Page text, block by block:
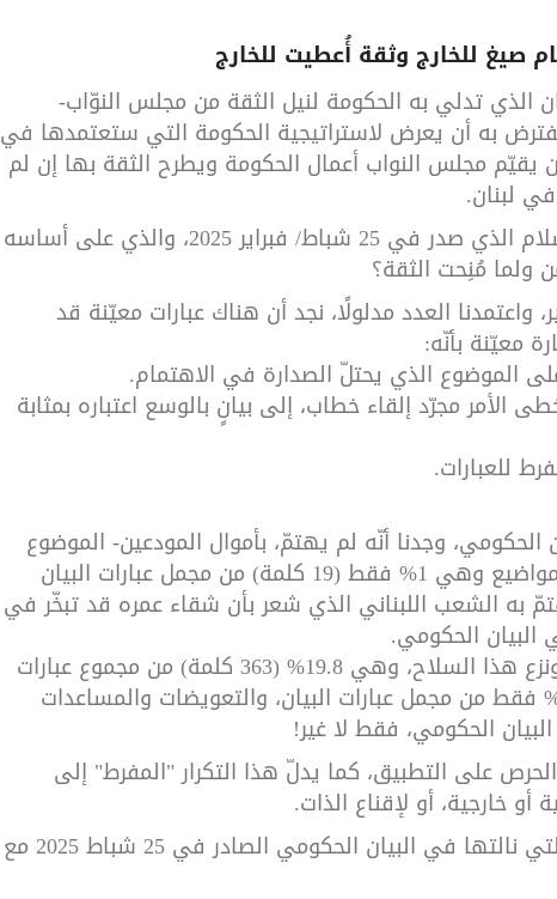
صيغ للخارج وثقة أُعطيت للخارج
الذي تدلي به الحكومة لنيل الثقة من مجلس النوّاب-
به أن يعرض لاستراتيجية الحكومة التي ستعتمدها في
يقيّم مجلس النواب أعمال الحكومة ويطرح الثقة بها إن لم
لبنان.
فماذا عن بيان حكومة الرئيس نوّاف سلام الذي صدر في 25 شباط/ فبراير 2025، والذي على أساسه
ولما مُنِحت الثقة؟
واعتمدنا العدد مدلولًا، نجد أن هناك عبارات معيّنة قد
معيّنة بأنّه:
الموضوع الذي يحتلّ الصدارة في الاهتمام.
الأمر مجرّد إلقاء خطاب، إلى بيانٍ بالوسع اعتباره بمثابة
للعبارات.
وجدنا أنّه لم يهتمّ، بأموال المودعين- الموضوع
الذي نال النسبة الأدنى بين مختلف المواضيع وهي 1% فقط (19 كلمة) من مجمل عبارات البيان
به الشعب اللبناني الذي شعر بأن شقاء عمره قد تبخّر في
البيان الحكومي.
أمّا النسبة الأعلى فلسلاح المقاومة ونزع هذا السلاح، وهي 19.8% (363 كلمة) من مجموع عبارات
لينال موضوع إعادة الإعمار 4.5% فقط من مجمل عبارات البيان، والتعويضات والمساعدات
على التطبيق، كما يدلّ هذا التكرار "المفرط" إلى
خارجية، أو لإقناع الذات.
جدول. توزّع المواضيع وعدد الكلمات التي نالتها في البيان الحكومي الصادر في 25 شباط 2025 مع